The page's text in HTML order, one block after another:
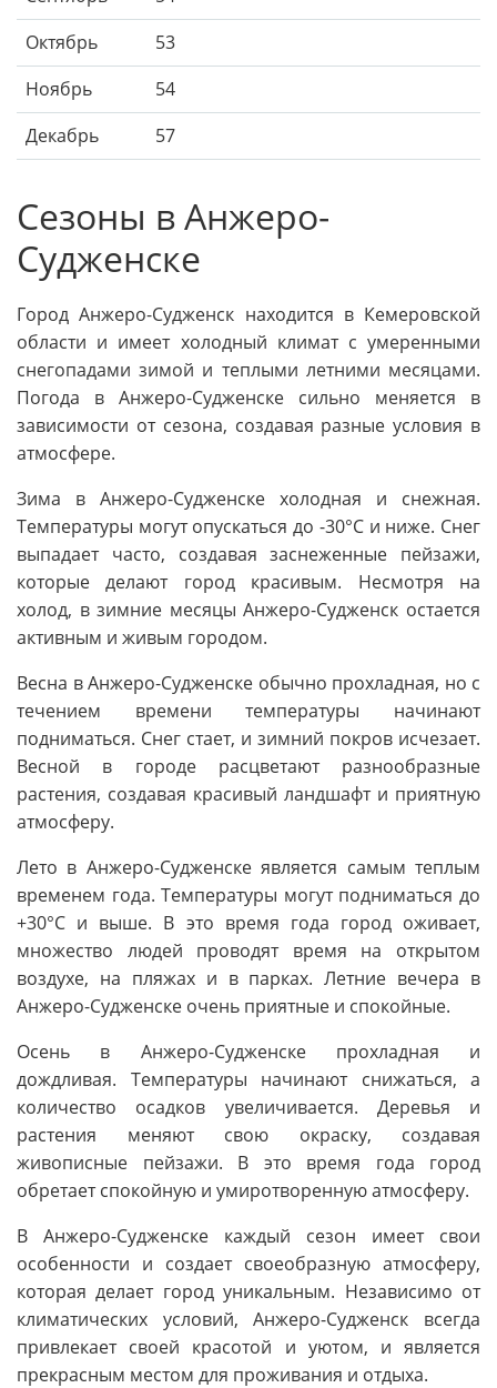
Октябрь
53
Ноябрь
54
Декабрь
57
Сезоны в Анжеро-
Судженске
Город Анжеро-Судженск находится в Кемеровской
области и имеет холодный климат с умеренными
снегопадами зимой и теплыми летними месяцами.
Погода в Анжеро-Судженске сильно меняется в
зависимости от сезона, создавая разные условия в
атмосфере.
Зима в Анжеро-Судженске холодная и снежная.
Температуры могут опускаться до -30°C и ниже. Снег
выпадает часто, создавая заснеженные пейзажи,
которые делают город красивым. Несмотря на
холод, в зимние месяцы Анжеро-Судженск остается
активным и живым городом.
Весна в Анжеро-Судженске обычно прохладная, но с
течением времени температуры начинают
подниматься. Снег стает, и зимний покров исчезает.
Весной в городе расцветают разнообразные
растения, создавая красивый ландшафт и приятную
атмосферу.
Лето в Анжеро-Судженске является самым теплым
временем года. Температуры могут подниматься до
+30°C и выше. В это время года город оживает,
множество людей проводят время на открытом
воздухе, на пляжах и в парках. Летние вечера в
Анжеро-Судженске очень приятные и спокойные.
Осень в Анжеро-Судженске прохладная и
дождливая. Температуры начинают снижаться, а
количество осадков увеличивается. Деревья и
растения меняют свою окраску, создавая
живописные пейзажи. В это время года город
обретает спокойную и умиротворенную атмосферу.
В Анжеро-Судженске каждый сезон имеет свои
особенности и создает своеобразную атмосферу,
которая делает город уникальным. Независимо от
климатических условий, Анжеро-Судженск всегда
привлекает своей красотой и уютом, и является
прекрасным местом для проживания и отдыха.